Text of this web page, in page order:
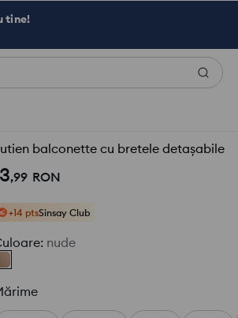
tine!
balconette cu bretele detașabile
,99 RON
+14 ptsSinsay Club
: nude